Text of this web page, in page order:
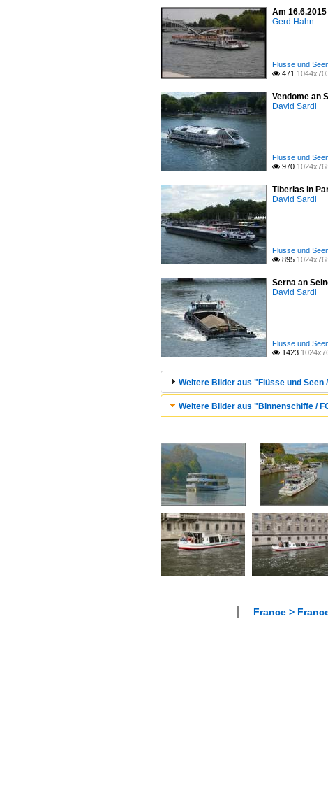
Am
Gerd Hahn
Flüsse und
 471
Vendome an
David Sardi
Flüsse und
 970
Tiberias in
David Sardi
Flüsse und
 895
Serna an
David Sardi
Flüsse und
 1423
Weitere Bilder aus "Flüsse und
Weitere Bilder aus "Binnenschiffe /
France >